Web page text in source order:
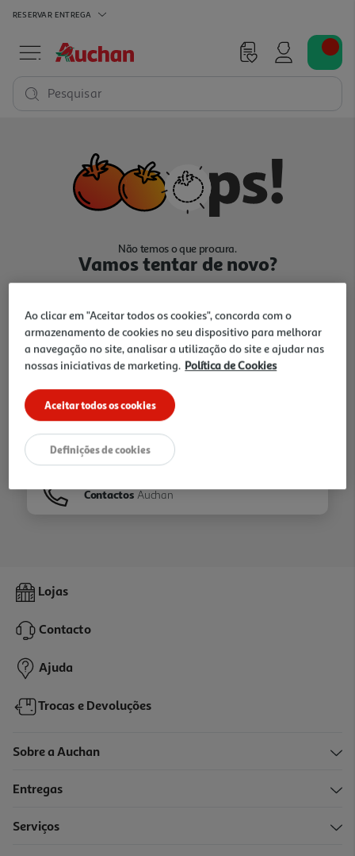
RESERVAR ENTREGA
Pesquisar
Não temos o que procura.
Vamos tentar de novo?
Ir para Homepage
Folhetos
Contactos Auchan
Lojas
Contacto
Ajuda
Trocas e Devoluções
Sobre a Auchan
Entregas
Serviços
Ao clicar em "Aceitar todos os cookies", concorda com o
armazenamento de cookies no seu dispositivo para melhorar
a navegação no site, analisar a utilização do site e ajudar nas
nossas iniciativas de marketing. Política de Cookies
Aceitar todos os cookies
Definições de cookies